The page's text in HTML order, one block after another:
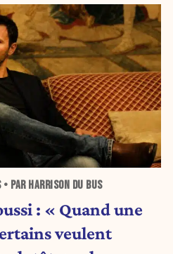
• PAR HARRISON DU BUS
: « Quand une
veulent